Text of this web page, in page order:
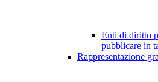
Enti di diritto
pubblicare in
Rappresentazione